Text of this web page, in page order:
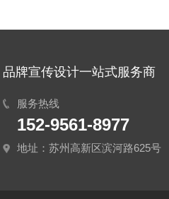
品牌宣传设计一站式服务商
服务热线
152-9561-8977
地址：苏州高新区滨河路625号